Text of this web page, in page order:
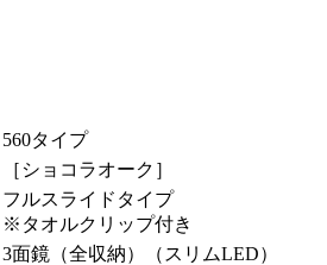
560タイプ
［ショコラオーク］
フルスライドタイプ
※タオルクリップ付き
3面鏡（全収納）（スリムLED）